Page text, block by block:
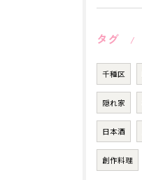
タグ
千種区
隠れ家
日本酒
創作料理